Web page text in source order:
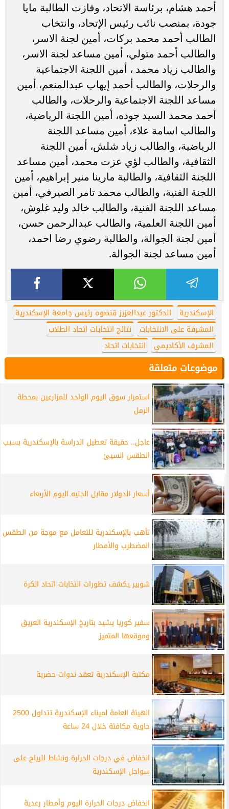
أحمد هشام، برئاسة الاتحاد، وفازت الطالبة مايا
جودة، بمنصب نائب رئيس الإتحاد، وانتخاب
الطالب أحمد محمد بركات، أمين لجنة الاسر،
والطالب أحمد متولي، أمين مساعد لجنة الاسر،
والطالب زياد محمد ، أمين اللجنة الاجتماعية
والرحلات، والطالب أحمد إيهاب عبدالمنعم، أمين
مساعد اللجنة الاجتماعية والرحلات، والطالب
أحمد محمد السيد جوده، أمين اللجنة الرياضية،
والطالب اسامة علاء، أمين مساعد اللجنة
الرياضية، والطالب زياد شلش، أمين اللجنة
الثقافية، والطالب لؤي عزت محمد، أمين مساعد
اللجنة الثقافية، والطالبة مارينا منير إبراهيم، أمين
اللجنة الفنية، والطالب محمد تامر الصيرفي، أمين
مساعد اللجنة الفنية، والطالب خالد وليد غلوش،
أمين اللجنة العلمية، والطالب عبدالرحمن حسن،
أمين لجنة الجوالة، والطالبة رضوي رضا احمد،
أمين مساعد لجنة الجوالة.
الإسكندرية
الدكتور عبدالعزيز قنصوه رئيس جامعة الإسكندرية
المشرفة على الانتخابات
نتائج انتخابات اتحاد الطلاب
المشرف الأكاديمي
انتخابات اتحاد
موضوعات متعلقة
استمرار سوق اليوم الواحد للمزارعين بمحطة
الرمل
عاجل.. حقيقة تعطيل الدراسة بالإسكندرية بسبب
الطقس السيئ
أسعار الدولار مقابل الجنيه اليوم الأربعاء
تأهب بالإسكندرية للتعامل مع موجة من الطقس
المضطرب والأمطار
شوبير يكشف تطورات انتخابات اتحاد الكرة
سفير كوريا يشيد بتاريخ الإسكندرية العريق
وموقعها المتميز
مكتبة الإسكندرية تعقد ندوات حضرية
الهيئة العامة لميناء الإسكندرية تتداول 2500
حاوية مكافئة خلال 24 ساعة
انخفاض في درجات الحرارة ونشاط للرياح على
سواحل الإسكندرية
انخفاض درجات الحرارة اليوم وأمطار رعدية